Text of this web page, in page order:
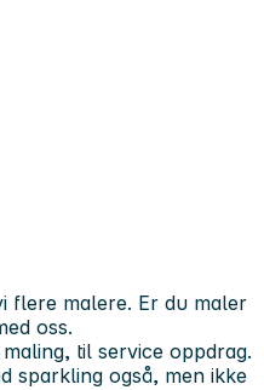
flere malere. Er du maler
oss.
til service oppdrag.
sparkling også, men ikke